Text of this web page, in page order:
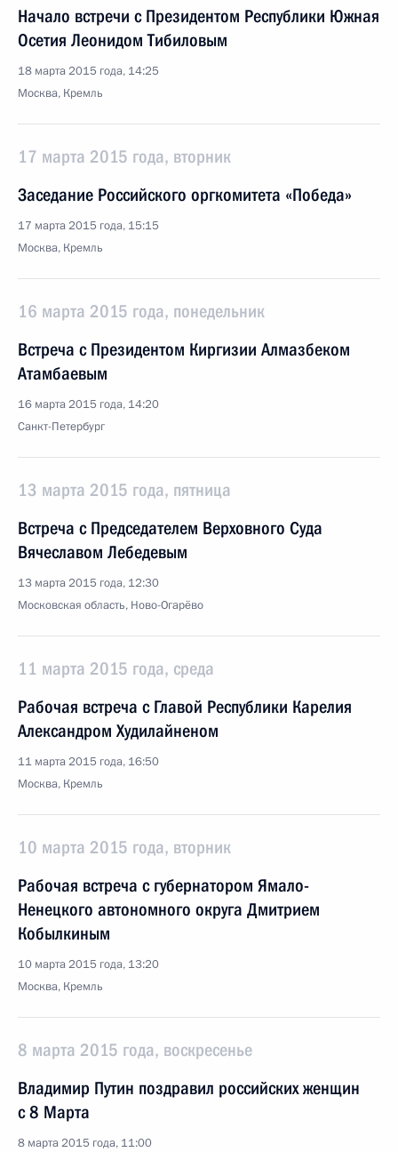
Начало встречи с Президентом Республики Южная
Осетия Леонидом Тибиловым
18 марта 2015 года, 14:25
Москва, Кремль
17 марта 2015 года, вторник
Заседание Российского оргкомитета «Победа»
17 марта 2015 года, 15:15
Москва, Кремль
16 марта 2015 года, понедельник
Встреча с Президентом Киргизии Алмазбеком
Атамбаевым
16 марта 2015 года, 14:20
Санкт-Петербург
13 марта 2015 года, пятница
Встреча с Председателем Верховного Суда
Вячеславом Лебедевым
13 марта 2015 года, 12:30
Московская область, Ново-Огарёво
11 марта 2015 года, среда
Рабочая встреча с Главой Республики Карелия
Александром Худилайненом
11 марта 2015 года, 16:50
Москва, Кремль
10 марта 2015 года, вторник
Рабочая встреча с губернатором Ямало-
Ненецкого автономного округа Дмитрием
Кобылкиным
10 марта 2015 года, 13:20
Москва, Кремль
8 марта 2015 года, воскресенье
Владимир Путин поздравил российских женщин
с 8 Марта
8 марта 2015 года, 11:00